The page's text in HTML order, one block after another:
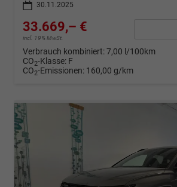
30.11.2025
33.669,– €
incl. 19% MwSt.
Verbrauch kombiniert:7,00 l/100km
CO2-Klasse: F
CO2-Emissionen: 160,00 g/km